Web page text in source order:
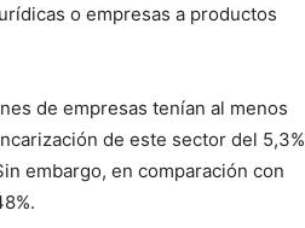
o empresas a productos
de empresas tenían al menos
de este sector del 5,3%
embargo, en comparación con